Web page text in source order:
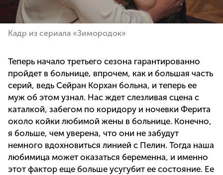
Кадр из сериала «Зимородок»
Теперь начало третьего сезона гарантированно
пройдет в больнице, впрочем, как и большая часть
серий, ведь Сейран Корхан больна, и теперь ее
муж об этом узнал. Нас ждет слезливая сцена с
каталкой, забегом по коридору и ночевки Ферита
около койки любимой жены в больнице. Конечно,
я больше, чем уверена, что они не забудут
немного вдохновиться линией с Пелин. Тогда наша
любимица может оказаться беременна, и именно
этот фактор еще больше усугубит ее состояние. Ее